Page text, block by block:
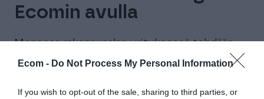
Ecom - Do Not Process My Personal Information
If you wish to opt-out of the sale, sharing to third parties, or
Ecomin avulla
Monessa rakennusalan yrityksessä tehdään
töitä, joiden laskutus perustuu toteutuneisiin
vaanii riski piilokuluista.